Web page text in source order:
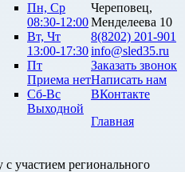
Пн, Ср
08:30-12:00
Вт, Чт
13:00-17:30
Пт
Приема нет
Сб-Вс
Выходной
Череповец,
Менделеева 10
8(8202) 201-901
info@sled35.ru
Заказать звонок
Написать нам
ВКонтакте
Главная
участием регионального